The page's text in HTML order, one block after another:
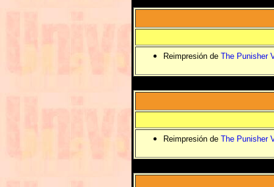
Reimpresión de The Punisher
Reimpresión de The Punisher